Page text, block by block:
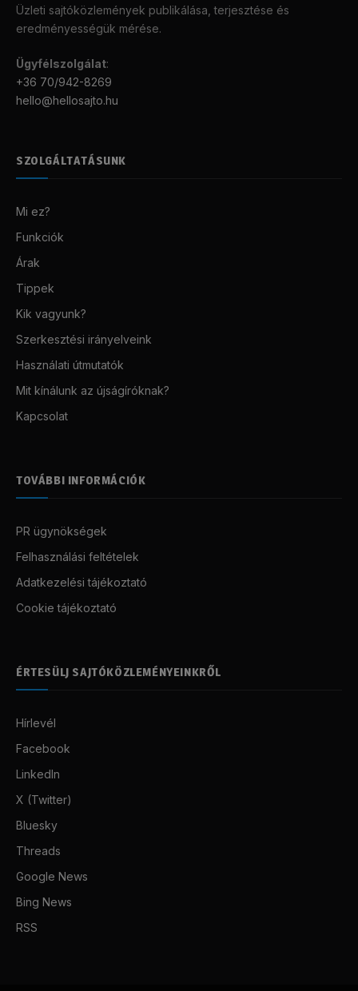
Üzleti sajtóközlemények publikálása, terjesztése és
eredményességük mérése.
Ügyfélszolgálat:
+36 70/942-8269
hello@hellosajto.hu
SZOLGÁLTATÁSUNK
Mi ez?
Funkciók
Árak
Tippek
Kik vagyunk?
Szerkesztési irányelveink
Használati útmutatók
Mit kínálunk az újságíróknak?
Kapcsolat
TOVÁBBI INFORMÁCIÓK
PR ügynökségek
Felhasználási feltételek
Adatkezelési tájékoztató
Cookie tájékoztató
ÉRTESÜLJ SAJTÓKÖZLEMÉNYEINKRŐL
Hírlevél
Facebook
LinkedIn
X (Twitter)
Bluesky
Threads
Google News
Bing News
RSS